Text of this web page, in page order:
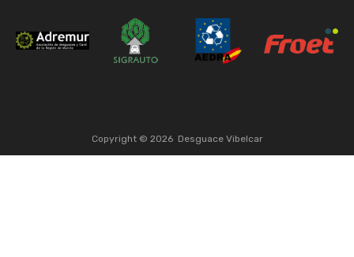
Copyright © 2026 Desguace Vibelcar